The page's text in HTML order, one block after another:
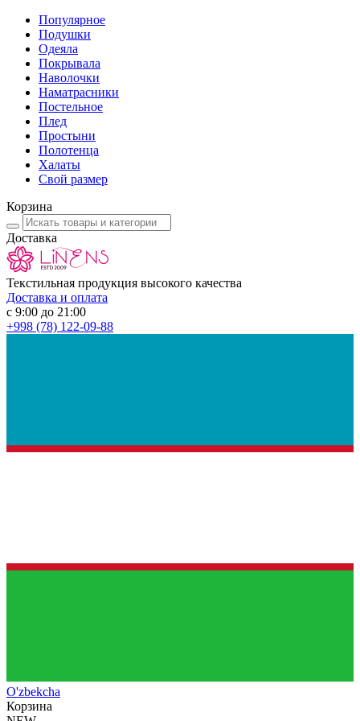
Популярное
Подушки
Одеяла
Покрывала
Наволочки
Наматрасники
Постельное
Плед
Простыни
Полотенца
Халаты
Свой размер
Корзина
Доставка
Текстильная продукция высокого качества
Доставка и оплата
с 9:00 до 21:00
+998 (78) 122-09-88
O'zbekcha
Корзина